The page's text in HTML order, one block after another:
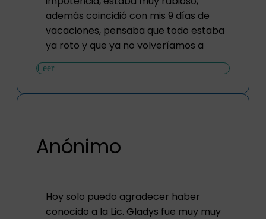
además coincidió con mis 9 días de
vacaciones, pensaba que todo estaba
ya roto y que ya no volveríamos a
Leer
Anónimo
Hoy solo puedo agradecer haber
conocido a la Lic. Gladys fue muy muy